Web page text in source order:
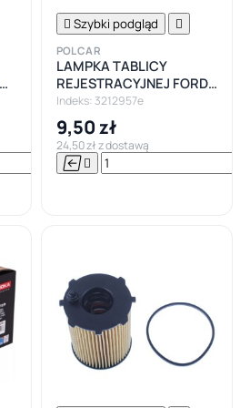


 Szybki podgląd 
POLCAR
LAMPKA TABLICY
REJESTRACYJNEJ FORD
FUSION FIESTA
Indeks: 3212957e
9,50 zł
24,50 zł z dostawą
 